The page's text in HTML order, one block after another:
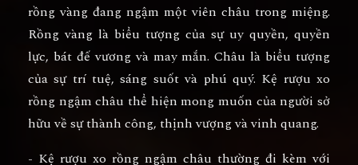
rồng vàng đang ngậm một viên châu trong miệng.
Rồng vàng là biểu tượng của sự uy quyền, quyền
lực, bát đế vương và may mắn. Châu là biểu tượng
của sự trí tuệ, sáng suốt và phú quý. Kệ rượu xo
rồng ngậm châu thể hiện mong muốn của người sở
hữu về sự thành công, thịnh vượng và vinh quang.
- Kệ rượu xo rồng ngậm châu thường đi kèm với